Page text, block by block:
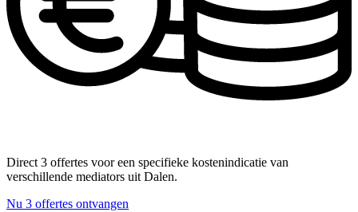
Direct 3 offertes voor een specifieke kostenindicatie van
verschillende mediators uit Dalen.
Nu 3 offertes ontvangen